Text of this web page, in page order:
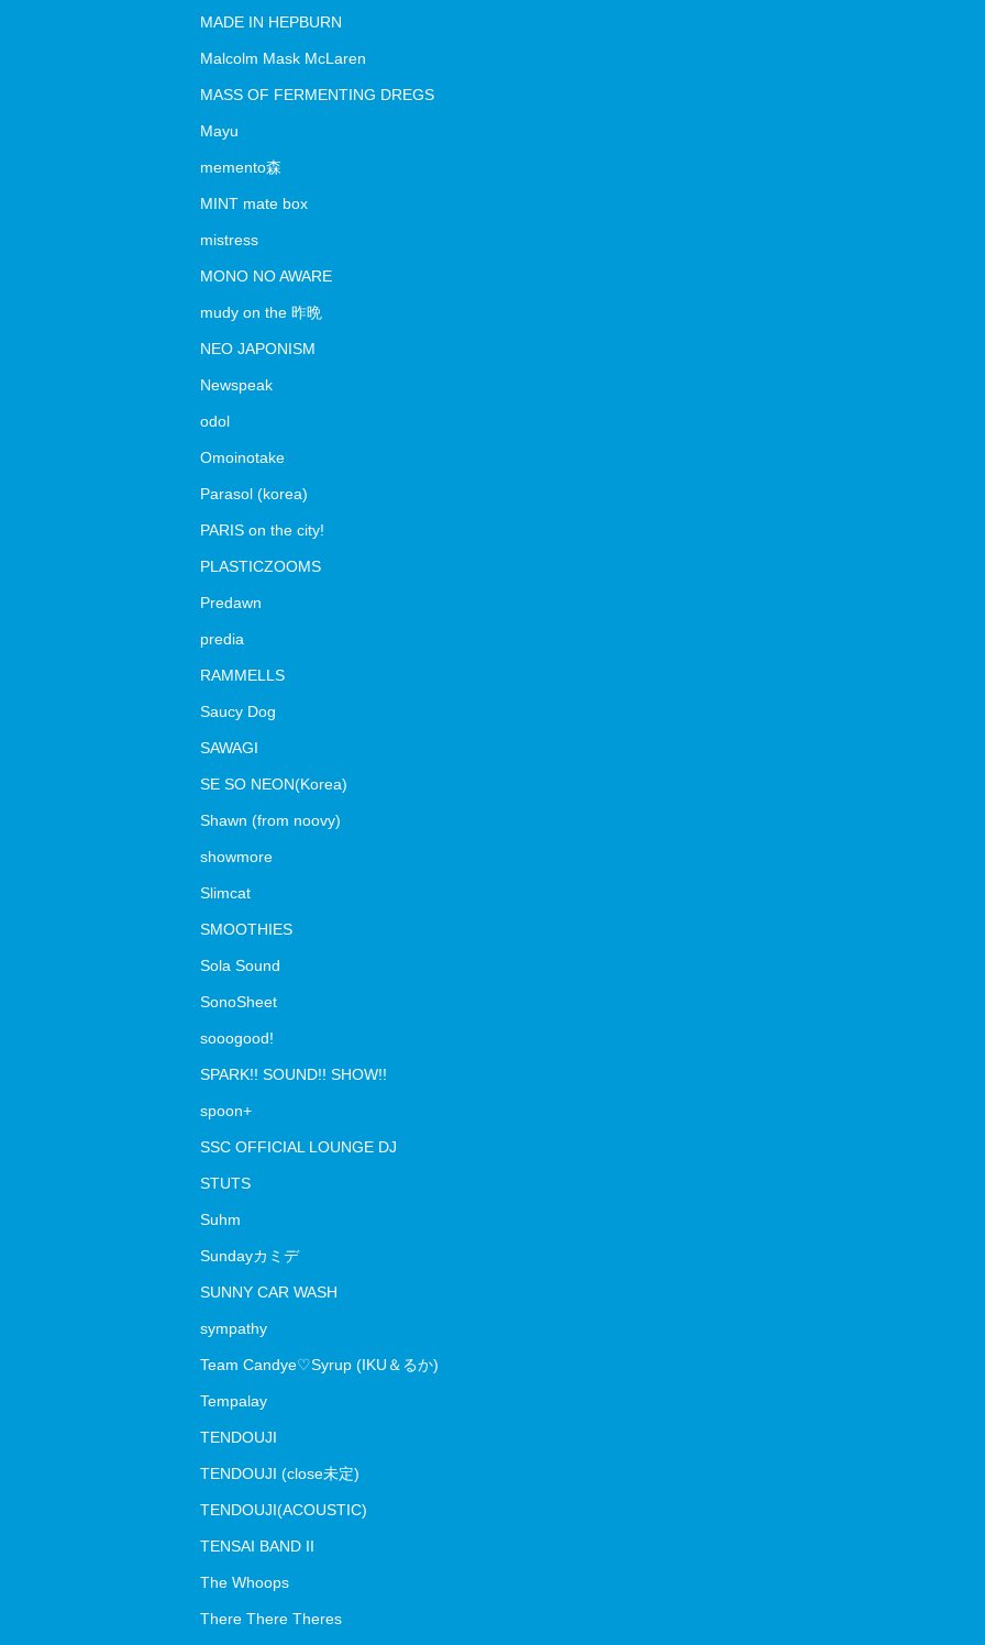
MADE IN HEPBURN
Malcolm Mask McLaren
MASS OF FERMENTING DREGS
Mayu
memento森
MINT mate box
mistress
MONO NO AWARE
mudy on the 昨晩
NEO JAPONISM
Newspeak
odol
Omoinotake
Parasol (korea)
PARIS on the city!
PLASTICZOOMS
Predawn
predia
RAMMELLS
Saucy Dog
SAWAGI
SE SO NEON(Korea)
Shawn (from noovy)
showmore
Slimcat
SMOOTHIES
Sola Sound
SonoSheet
sooogood!
SPARK!! SOUND!! SHOW!!
spoon+
SSC OFFICIAL LOUNGE DJ
STUTS
Suhm
Sundayカミデ
SUNNY CAR WASH
sympathy
Team Candye♡Syrup (IKU＆るか)
Tempalay
TENDOUJI
TENDOUJI (close未定)
TENDOUJI(ACOUSTIC)
TENSAI BAND II
The Whoops
There There Theres